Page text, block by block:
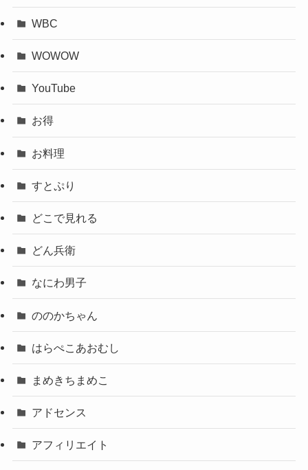
WBC
WOWOW
YouTube
お得
お料理
すとぷり
どこで見れる
どん兵衛
なにわ男子
ののかちゃん
はらぺこあおむし
まめきちまめこ
アドセンス
アフィリエイト